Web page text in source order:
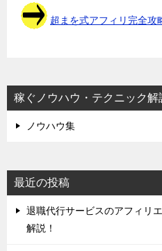
超まを式アフィリ完全攻
稼ぐノウハウ・テクニック解
ノウハウ集
最近の投稿
退職代行サービスのアフィリ
解説！